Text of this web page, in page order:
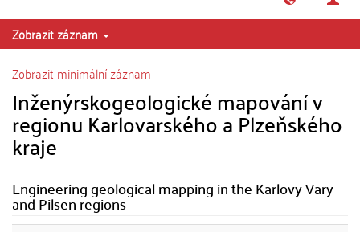
Zobrazit záznam
Zobrazit minimální záznam
Inženýrskogeologické mapování v
regionu Karlovarského a Plzeňského
kraje
Engineering geological mapping in the Karlovy Vary
and Pilsen regions